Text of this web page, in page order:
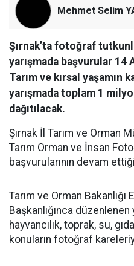
Mehmet Selim
Şırnak’ta fotoğraf
yarışmada başvurular 14
Tarım ve kırsal yaşamın
yarışmada toplam 1
dağıtılacak.
Şırnak İl Tarım ve Orman
Tarım Orman ve İnsan
başvurularının devam
Tarım ve Orman Bakanlığı
Başkanlığınca düzenlenen
hayvancılık, toprak, su,
konuların fotoğraf